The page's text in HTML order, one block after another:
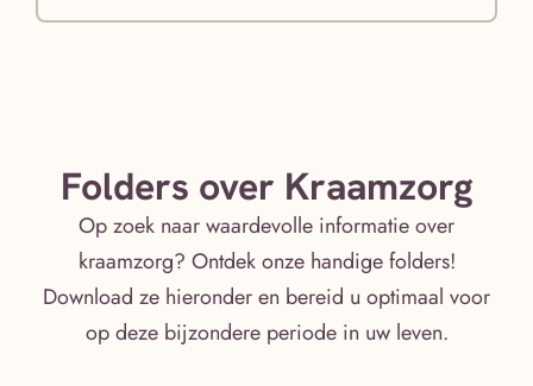
Folders over Kraamzorg
Op zoek naar waardevolle informatie over
kraamzorg? Ontdek onze handige folders!
Download ze hieronder en bereid u optimaal voor
op deze bijzondere periode in uw leven.